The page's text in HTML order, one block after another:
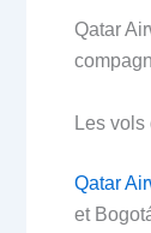
Qatar
Les
Qatar
et